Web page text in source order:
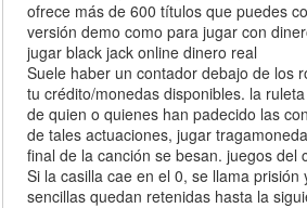
ofrece más de 600 títulos que puedes
versión demo como para jugar con
jugar black jack online dinero real
Suele haber un contador debajo de los
tu crédito/monedas disponibles. la
de quien o quienes han padecido las
de tales actuaciones, jugar
final de la canción se besan. juegos del
Si la casilla cae en el 0, se llama prisión
sencillas quedan retenidas hasta la